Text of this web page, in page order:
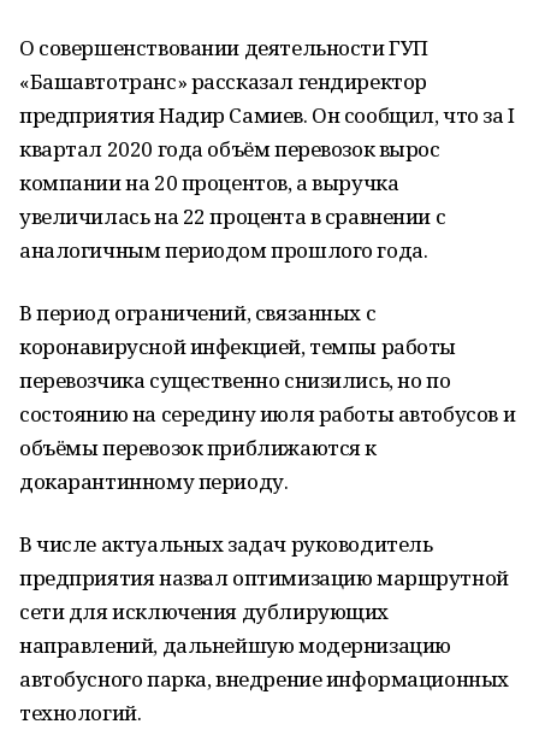
О совершенствовании деятельности ГУП
«Башавтотранс» рассказал гендиректор
предприятия Надир Самиев. Он сообщил, что за I
квартал 2020 года объём перевозок вырос
компании на 20 процентов, а выручка
увеличилась на 22 процента в сравнении с
аналогичным периодом прошлого года.
В период ограничений, связанных с
коронавирусной инфекцией, темпы работы
перевозчика существенно снизились, но по
состоянию на середину июля работы автобусов и
объёмы перевозок приближаются к
докарантинному периоду.
В числе актуальных задач руководитель
предприятия назвал оптимизацию маршрутной
сети для исключения дублирующих
направлений, дальнейшую модернизацию
автобусного парка, внедрение информационных
технологий.